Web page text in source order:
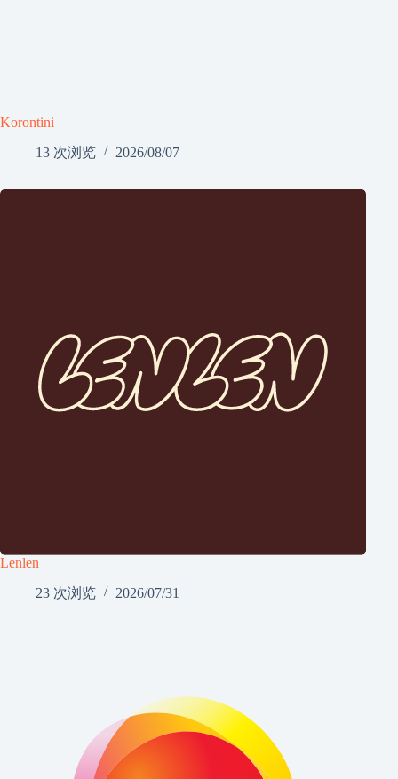
Korontini
13 次浏览
2026/08/07
Lenlen
23 次浏览
2026/07/31